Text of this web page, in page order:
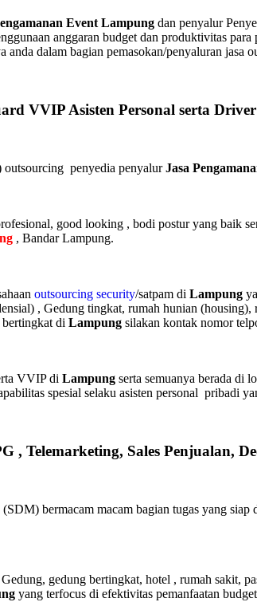
Event Lampung dan penyalur
anggaran budget dan produktivitas
dalam bagian pemasokan/penyaluran jasa
VVIP Asisten Personal serta
outsourcing penyedia penyalur Jasa
good looking , bodi postur yang baik
, Bandar Lampung.
outsourcing security/satpam di Lampung
, Gedung tingkat, rumah hunian (housing),
bertingkat di Lampung silakan kontak nomor
VVIP di Lampung serta semuanya berada di
spesial selaku asisten personal pribadi
, Telemarketing, Sales Penjualan,
bermacam macam bagian tugas yang
gedung bertingkat, hotel , rumah sakit,
yang terfocus di efektivitas pemanfaatan